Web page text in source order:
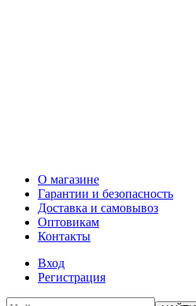
О магазине
Гарантии и безопасность
Доставка и самовывоз
Оптовикам
Контакты
Вход
Регистрация